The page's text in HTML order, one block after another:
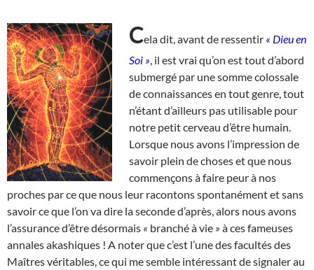
Cela dit , avant de ressentir « Dieu en
Soi » , il est vrai qu’on est tout d’abord
submergé par une somme colossale
de connaissances en tout genre, tout
n’étant d’ailleurs pas utilisable pour
notre petit cerveau d’être humain.
Lorsque nous avons l’impression de
savoir plein de choses et que nous
commençons à faire peur à nos
proches par ce que nous leur racontons spontanément et sans
savoir ce que l’on va dire la seconde d’après, alors nous avons
l’assurance d’être désormais « branché à vie » à ces fameuses
annales akashiques ! A noter que c’est l’une des facultés des
Maîtres véritables, ce qui me semble intéressant de signaler au